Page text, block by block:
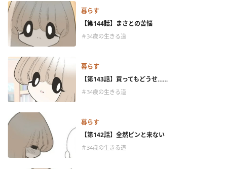
暮らす
【第144話】まさとの苦悩
＃34歳の生きる道
暮らす
【第143話】買ってもどうせ……
＃34歳の生きる道
暮らす
【第142話】全然ピンと来ない
＃34歳の生きる道